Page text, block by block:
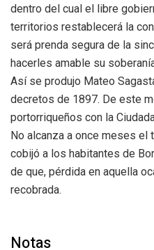
dentro del cual el libre
territorios restablecerá la
será prenda segura de la
hacerles amable su
Así se produjo Mateo
decretos de 1897. De este
portorriqueños con la
No alcanza a once meses el
cobijó a los habitantes de
de que, pérdida en aquella
recobrada.
Notas